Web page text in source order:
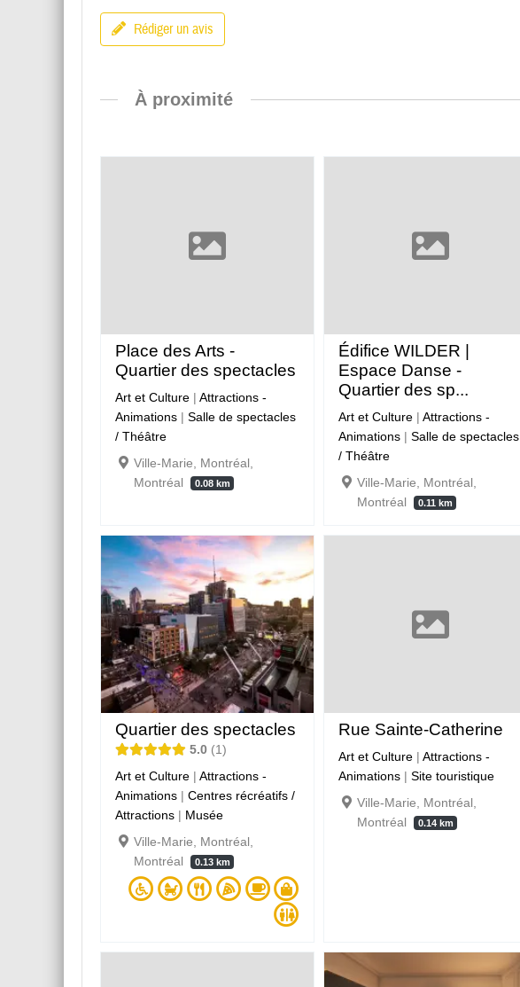
Rédiger un avis
À proximité
Place des Arts -
Quartier des spectacles
Art et Culture | Attractions -
Animations | Salle de spectacles
/ Théâtre
Ville-Marie, Montréal,
Montréal
0.08 km
Édifice WILDER |
Espace Danse -
Quartier des sp...
Art et Culture |Attractions -
Animations |Salle de spectacles
/ Théâtre
Ville-Marie, Montréal,
Montréal
0.11 km
Quartier des spectacles
5.0
1
Art et Culture | Attractions -
Animations | Centres récréatifs /
Attractions | Musée
Ville-Marie, Montréal,
Montréal
0.13 km
Rue Sainte-Catherine
Art et Culture |Attractions -
Animations |Site touristique
Ville-Marie, Montréal,
Montréal
0.14 km